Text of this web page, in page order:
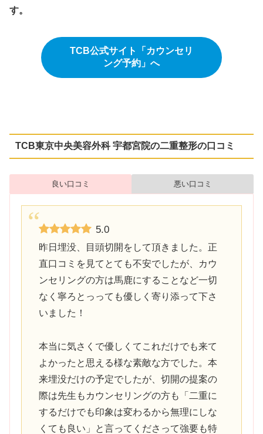
す。
TCB公式サイト「カウンセリ
ング予約」へ
TCB東京中央美容外科 宇都宮院の二重整形の口コミ
良い口コミ 悪い口コミ
5.0
昨日埋没、目頭切開をして頂きました。正
直口コミを見てとても不安でしたが、カウ
ンセリングの方は馬鹿にすることなど一切
なく寧ろとっっても優しく寄り添って下さ
いました！
本当に気さくで優しくてこれだけでも来て
よかったと思える様な素敵な方でした。本
来埋没だけの予定でしたが、切開の提案の
際は先生もカウンセリングの方も「二重に
するだけでも印象は変わるから無理にしな
くても良い」と言ってくださって強要も特